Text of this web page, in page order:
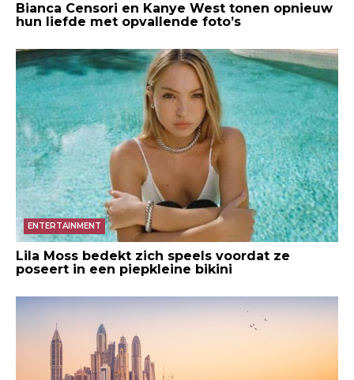
Bianca Censori en Kanye West tonen opnieuw
hun liefde met opvallende foto’s
ENTERTAINMENT
Lila Moss bedekt zich speels voordat ze
poseert in een piepkleine bikini